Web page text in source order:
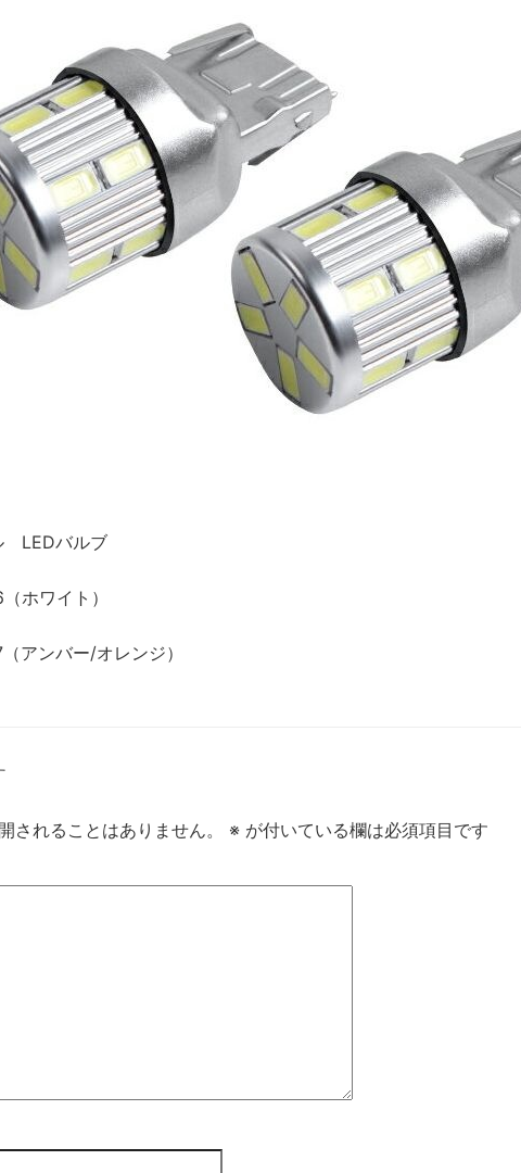
LEDバルブ
ホワイト）
アンバー/オレンジ）
されることはありません。 ※ が付いている欄は必須項目です